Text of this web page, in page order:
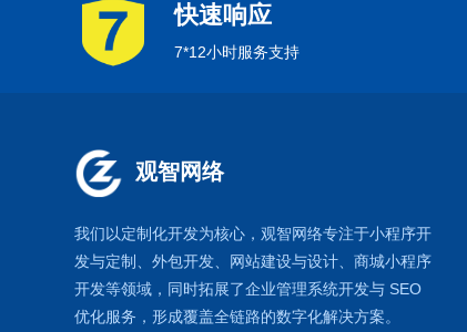
快速响应
7*12小时服务支持
观智网络
我们以定制化开发为核心，观智网络专注于小程序开
发与定制、外包开发、 网站建设与设计、商城小程序
开发等领域，同时拓展了企业管理系统开发与 SEO
优化服务，形成覆盖全链路的数字化解决方案。